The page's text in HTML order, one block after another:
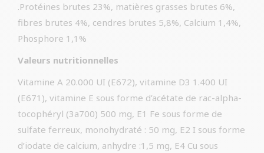
.Protéines brutes 23%, matières grasses brutes 6%,
fibres brutes 4%, cendres brutes 5,8%, Calcium 1,4%,
Phosphore 1,1%
Valeurs nutritionnelles
Vitamine A 20.000 UI (E672), vitamine D3 1.400 UI
(E671), vitamine E sous forme d’acétate de rac-alpha-
tocophéryl (3a700) 500 mg, E1 Fe sous forme de
sulfate ferreux, monohydraté : 50 mg, E2 I sous forme
d’iodate de calcium, anhydre :1,5 mg, E4 Cu sous